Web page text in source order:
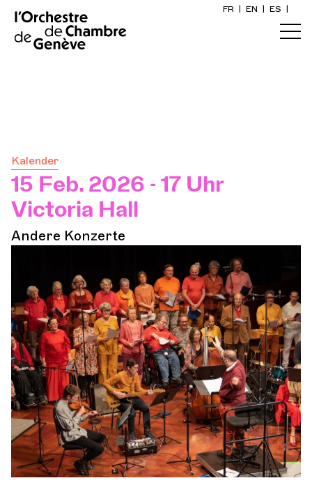
FR EN ES
Kalender
15 Feb. 2026 - 17 Uhr
Victoria Hall
Andere Konzerte
Startseite
Praktische Infos
Erkunden
Die Konzert-Gazette
Kulturelle Teilhabe
Orchester und Musiker
DIE OCG
Pro-Bereich
Sich anmelden